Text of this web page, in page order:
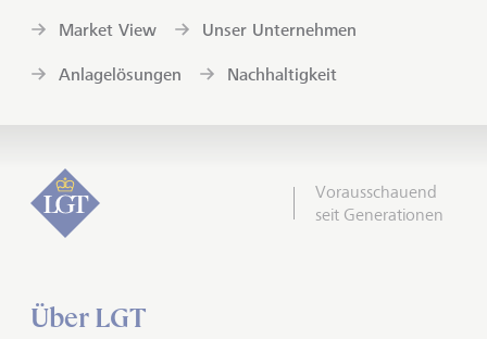
Market View
Unser Unternehmen
Anlagelösungen
Nachhaltigkeit
Vorausschauend
seit Generationen
Über LGT